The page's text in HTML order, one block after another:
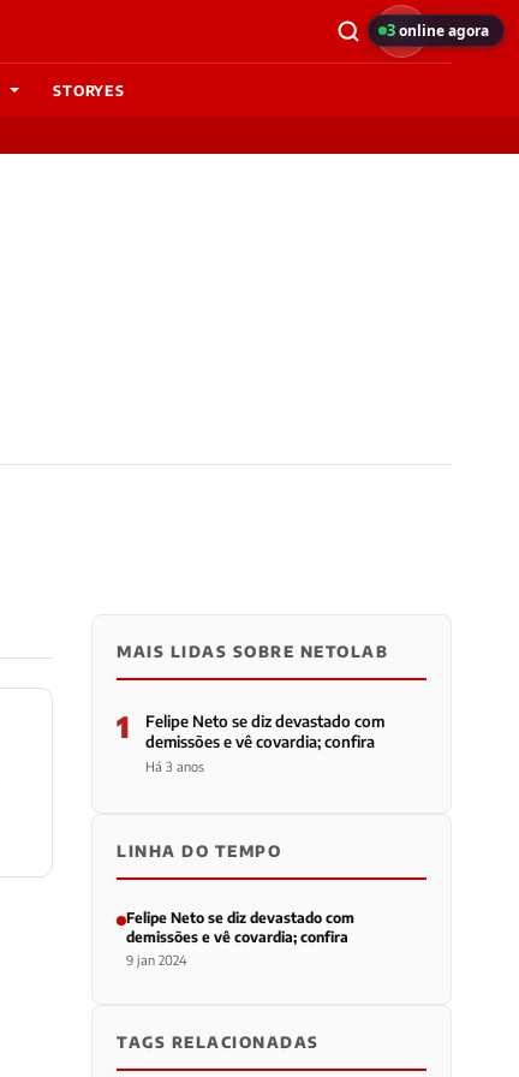
STORYES
MAIS LIDAS SOBRE NETOLAB
1
Felipe Neto se diz devastado com
demissões e vê covardia; confira
Há 3 anos
LINHA DO TEMPO
Felipe Neto se diz devastado com
demissões e vê covardia; confira
9 jan 2024
TAGS RELACIONADAS
3online agora